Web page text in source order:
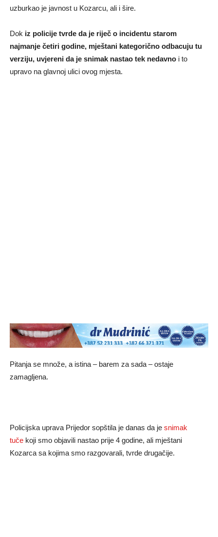
uzburkao je javnost u Kozarcu, ali i šire.
Dok iz policije tvrde da je riječ o incidentu starom
najmanje četiri godine, mještani kategorično odbacuju tu
verziju, uvjereni da je snimak nastao tek nedavno i to
upravo na glavnoj ulici ovog mjesta.
Pitanja se množe, a istina – barem za sada – ostaje
zamagljena.
Policijska uprava Prijedor sopštila je danas da je snimak
tuče koji smo objavili nastao prije 4 godine, ali mještani
Kozarca sa kojima smo razgovarali, tvrde drugačije.